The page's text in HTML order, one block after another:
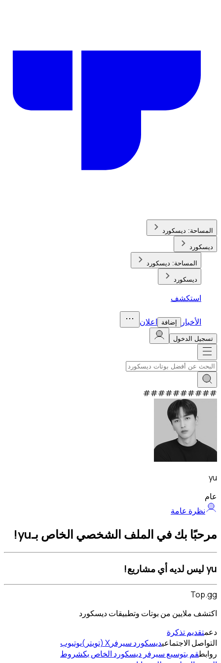
المساحة: ديسكورد
ديسكورد
المساحة: ديسكورد
ديسكورد
استكشف
الأخبار إضافة اعلان
تسجيل الدخول
#
#
#
#
#
#
#
#
#
#
yu
عام
نظرة عامة
مرحبًا بك في الملف الشخصي الخاص بـyu!
yu ليس لديه أي مشاريع!
Top.gg
اكتشف ملايين من بوتات وتطبيقات ديسكورد
دعمتقديم تذكرة
التواصل الاجتماعيديسكورد سيرفر X (تويتر)
يوتيوب
روابطقم بتوسيع سيرفر ديسكورد الخاص بكشروط